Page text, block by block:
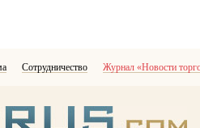
Сотрудничество Журнал «Новости